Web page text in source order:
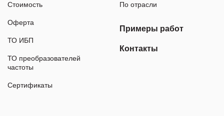
Стоимость
Оферта
ТО ИБП
ТО преобразователей
частоты
Сертификаты
По отрасли
Примеры работ
Контакты